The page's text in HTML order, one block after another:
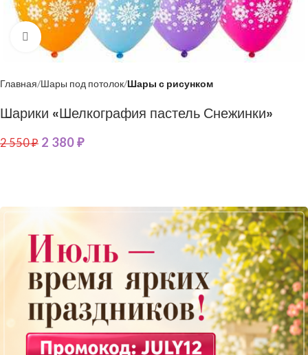
Нажмите, чтобы увеличить
Главная Шары под потолок Шары с рисунком
Шарики «Шелкография пастель Снежинки»
2 550₽ 2 380₽